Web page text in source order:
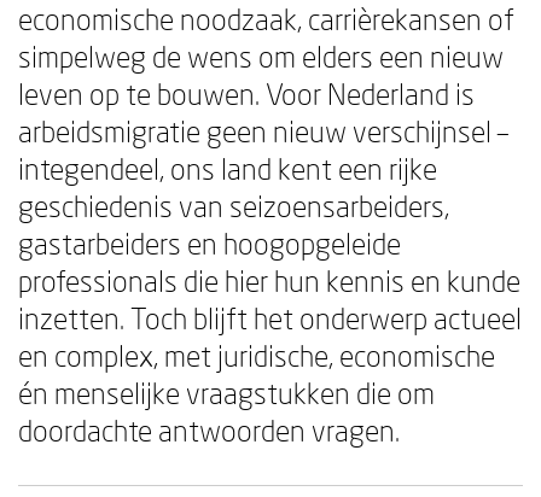
economische noodzaak, carrièrekansen of
simpelweg de wens om elders een nieuw
leven op te bouwen. Voor Nederland is
arbeidsmigratie geen nieuw verschijnsel –
integendeel, ons land kent een rijke
geschiedenis van seizoensarbeiders,
gastarbeiders en hoogopgeleide
professionals die hier hun kennis en kunde
inzetten. Toch blijft het onderwerp actueel
en complex, met juridische, economische
én menselijke vraagstukken die om
doordachte antwoorden vragen.